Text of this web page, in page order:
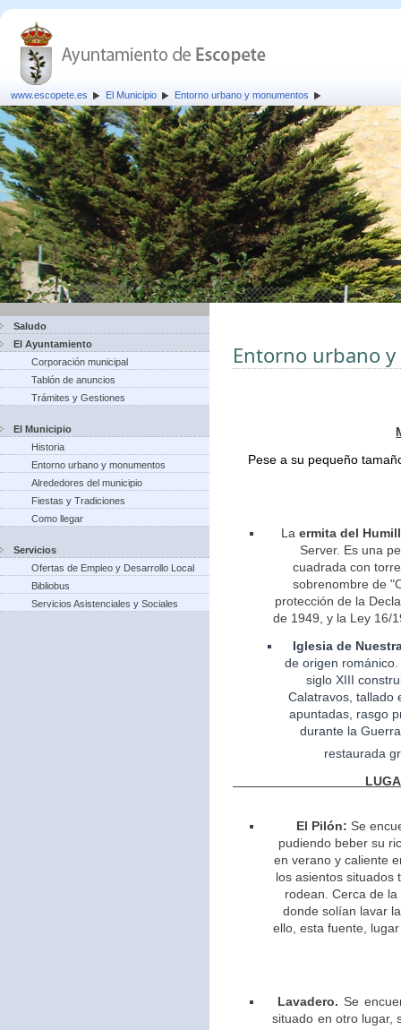
www.escopete.es El Municipio Entorno urbano y monumentos
Saludo
El Ayuntamiento
Corporación municipal
Tablón de anuncios
Trámites y Gestiones
El Municipio
Historia
Entorno urbano y monumentos
Alrededores del municipio
Fiestas y Tradiciones
Como llegar
Servicios
Ofertas de Empleo y Desarrollo Local
Bibliobus
Servicios Asistenciales y Sociales
Entorno urbano
Pese a su pequeño
La ermita del
Server. Es una
cuadrada con
sobrenombre de
protección de la
de 1949, y la Ley 16/
Iglesia de
deorigen
siglo XIII
Calatravos, tallado
apuntadas, rasgo
durante la
restaurada
El Pilón: Se
pudiendo beber su
en verano y caliente
los asientos situados
rodean. Cerca de
donde solían lavar
ello, esta fuente,
Lavadero. Se
situado en otro lugar,